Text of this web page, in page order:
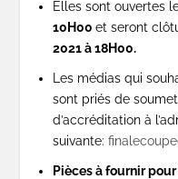
Elles sont ouvertes
10H00et seront
2021 à 18H00.
Les médias qui
sont priés de
d’accréditation à
suivante:
Pièces à fournir